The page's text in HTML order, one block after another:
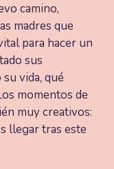
camino,
madres que
para hacer un
sus
vida, qué
momentos de
muy creativos:
llegar tras este